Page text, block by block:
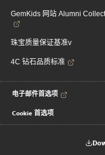
GemKids 网站 Alumni
珠宝质量保证基准v
4C 钻石品质标准
电子邮件首选项
Cookie 首选项